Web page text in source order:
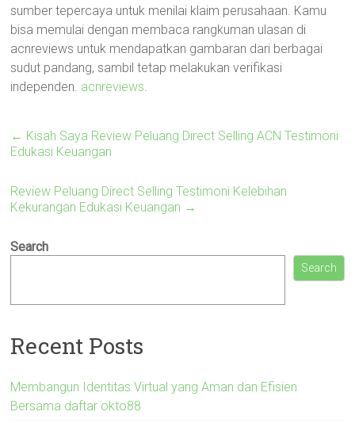
sumber tepercaya untuk menilai klaim perusahaan. Kamu
bisa memulai dengan membaca rangkuman ulasan di
acnreviews untuk mendapatkan gambaran dari berbagai
sudut pandang, sambil tetap melakukan verifikasi
independen. acnreviews.
← Kisah Saya Review Peluang Direct Selling ACN Testimoni
Edukasi Keuangan
Review Peluang Direct Selling Testimoni Kelebihan
Kekurangan Edukasi Keuangan →
Search
Search
Recent Posts
Membangun Identitas Virtual yang Aman dan Efisien
Bersama daftar okto88